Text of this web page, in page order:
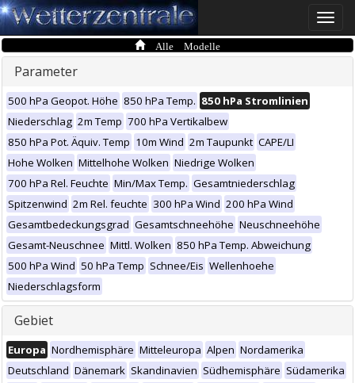
Toggle
Alle Modelle
Parameter
500 hPa Geopot. Höhe 850 hPa Temp. 850 hPa Stromlinien
Niederschlag 2m Temp 700 hPa Vertikalbew
850 hPa Pot. Äquiv. Temp 10m Wind 2m Taupunkt CAPE/LI
Hohe Wolken Mittelhohe Wolken Niedrige Wolken
700 hPa Rel. Feuchte Min/Max Temp. Gesamtniederschlag
Spitzenwind 2m Rel. feuchte 300 hPa Wind 200 hPa Wind
Gesamtbedeckungsgrad Gesamtschneehöhe Neuschneehöhe
Gesamt-Neuschnee Mittl. Wolken 850 hPa Temp. Abweichung
500 hPa Wind 50 hPa Temp Schnee/Eis Wellenhoehe
Niederschlagsform
Gebiet
Europa Nordhemisphäre Mitteleuropa Alpen Nordamerika
Deutschland Dänemark Skandinavien Südhemisphäre Südamerika